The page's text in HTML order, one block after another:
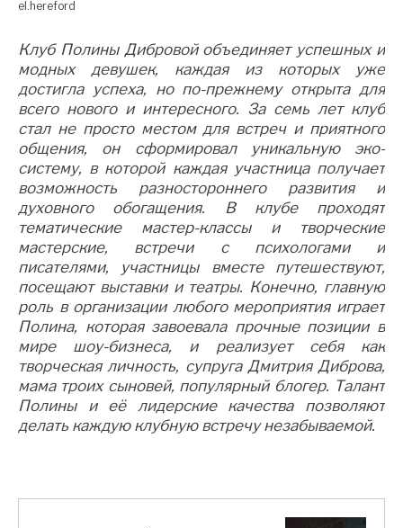
el.hereford
Клуб Полины Дибровой объединяет успешных и
модных девушек, каждая из которых уже
достигла успеха, но по-прежнему открыта для
всего нового и интересного. За семь лет клуб
стал не просто местом для встреч и приятного
общения, он сформировал уникальную эко-
систему, в которой каждая участница получает
возможность разностороннего развития и
духовного обогащения. В клубе проходят
тематические мастер-классы и творческие
мастерские, встречи с психологами и
писателями, участницы вместе путешествуют,
посещают выставки и театры. Конечно, главную
роль в организации любого мероприятия играет
Полина, которая завоевала прочные позиции в
мире шоу-бизнеса, и реализует себя как
творческая личность, супруга Дмитрия Диброва,
мама троих сыновей, популярный блогер. Талант
Полины и её лидерские качества позволяют
делать каждую клубную встречу незабываемой.